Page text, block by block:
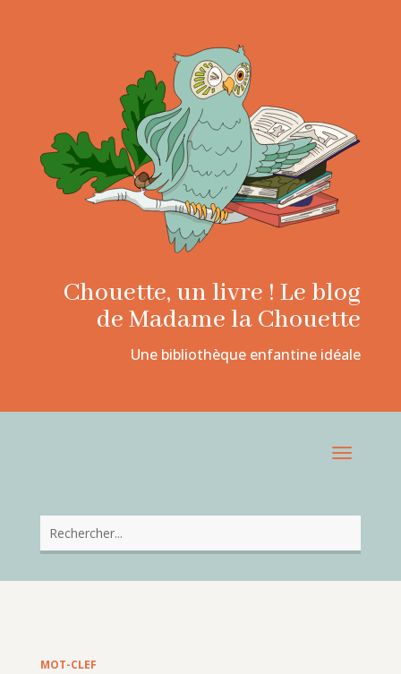
Chouette, un livre ! Le blog
de Madame la Chouette
Une bibliothèque enfantine idéale
MOT-CLEF